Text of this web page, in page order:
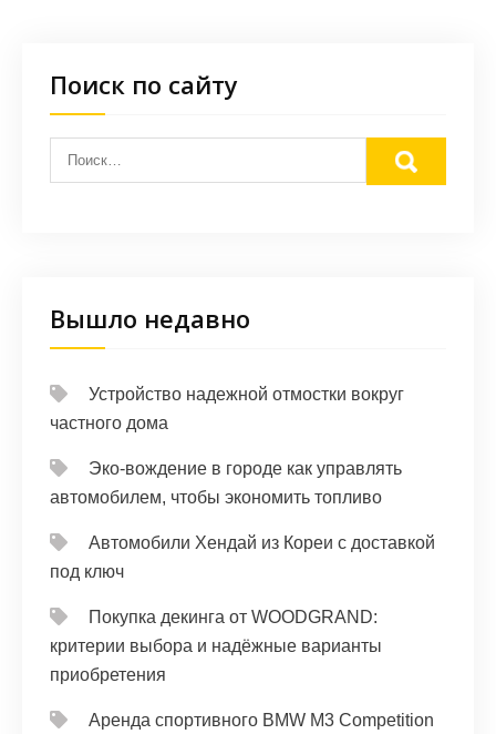
Поиск по сайту
Вышло недавно
Устройство надежной отмостки вокруг
частного дома
Эко-вождение в городе как управлять
автомобилем, чтобы экономить топливо
Автомобили Хендай из Кореи с доставкой
под ключ
Покупка декинга от WOODGRAND:
критерии выбора и надёжные варианты
приобретения
Аренда спортивного BMW M3 Competition